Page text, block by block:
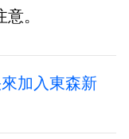
。
加入東森新